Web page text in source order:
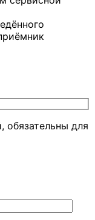
обязательны для